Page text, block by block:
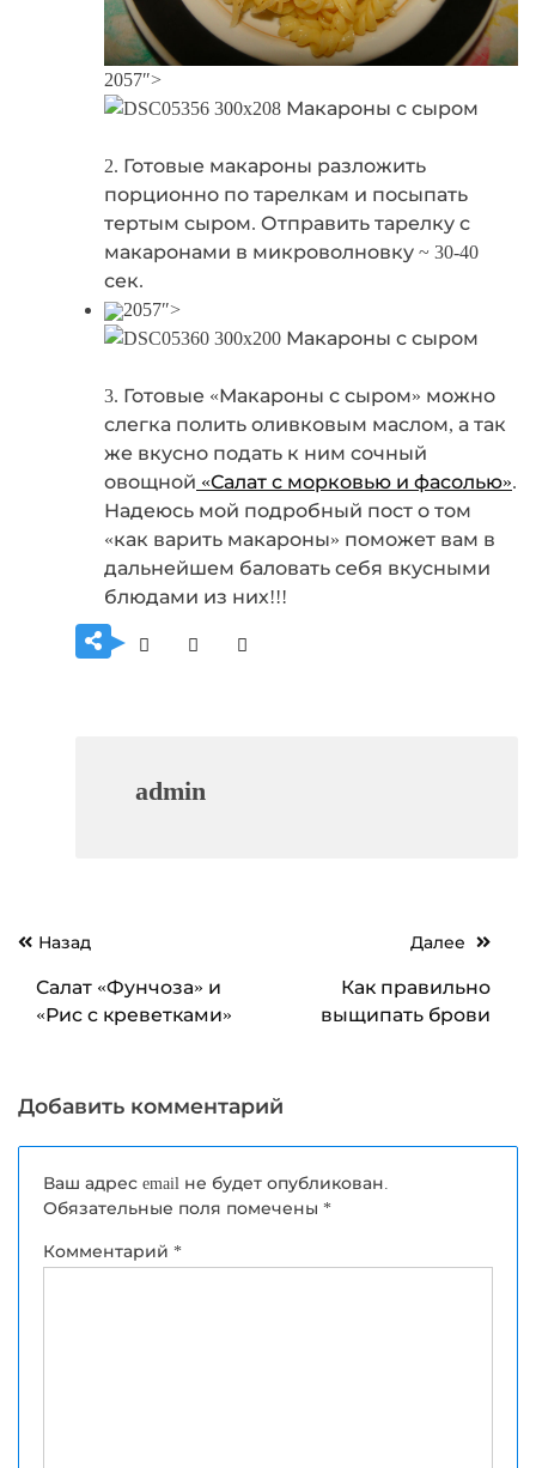
2057″>
2. Готовые макароны разложить
порционно по тарелкам и посыпать
тертым сыром. Отправить тарелку с
макаронами в микроволновку ~ 30-40
сек.
2057″>
3. Готовые «Макароны с сыром» можно
слегка полить оливковым маслом, а так
же вкусно подать к ним сочный
овощной «Салат с морковью и фасолью».
Надеюсь мой подробный пост о том
«как варить макароны» поможет вам в
дальнейшем баловать себя вкусными
блюдами из них!!!
admin
Навигация
записям
Назад
Салат «Фунчоза» и
«Рис с креветками»
Далее
Как правильно
выщипать брови
Добавить комментарий
Ваш адрес email не будет опубликован.
Обязательные поля помечены *
Комментарий *